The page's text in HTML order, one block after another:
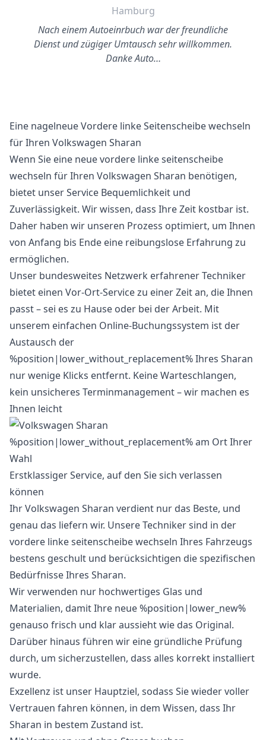
Hamburg
Nach einem Autoeinrbuch war der freundliche
Dienst und zügiger Umtausch sehr willkommen.
Danke Auto…
Eine nagelneue Vordere linke Seitenscheibe wechseln
für Ihren Volkswagen Sharan
Wenn Sie eine neue vordere linke seitenscheibe
wechseln für Ihren Volkswagen Sharan benötigen,
bietet unser Service Bequemlichkeit und
Zuverlässigkeit. Wir wissen, dass Ihre Zeit kostbar ist.
Daher haben wir unseren Prozess optimiert, um Ihnen
von Anfang bis Ende eine reibungslose Erfahrung zu
ermöglichen.
Unser bundesweites Netzwerk erfahrener Techniker
bietet einen Vor-Ort-Service zu einer Zeit an, die Ihnen
passt – sei es zu Hause oder bei der Arbeit. Mit
unserem einfachen Online-Buchungssystem ist der
Austausch der
%position|lower_without_replacement% Ihres Sharan
nur wenige Klicks entfernt. Keine Warteschlangen,
kein unsicheres Terminmanagement – wir machen es
Ihnen leicht
Erstklassiger Service, auf den Sie sich verlassen
können
Ihr Volkswagen Sharan verdient nur das Beste, und
genau das liefern wir. Unsere Techniker sind in der
vordere linke seitenscheibe wechseln Ihres Fahrzeugs
bestens geschult und berücksichtigen die spezifischen
Bedürfnisse Ihres Sharan.
Wir verwenden nur hochwertiges Glas und
Materialien, damit Ihre neue %position|lower_new%
genauso frisch und klar aussieht wie das Original.
Darüber hinaus führen wir eine gründliche Prüfung
durch, um sicherzustellen, dass alles korrekt installiert
wurde.
Exzellenz ist unser Hauptziel, sodass Sie wieder voller
Vertrauen fahren können, in dem Wissen, dass Ihr
Sharan in bestem Zustand ist.